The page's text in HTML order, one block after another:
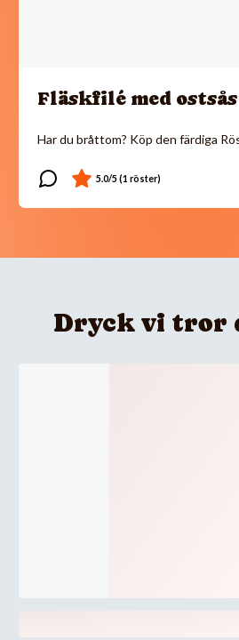
Fläskfilé med ostsås
Har du bråttom? Köp den färdiga
Dryck vi tror